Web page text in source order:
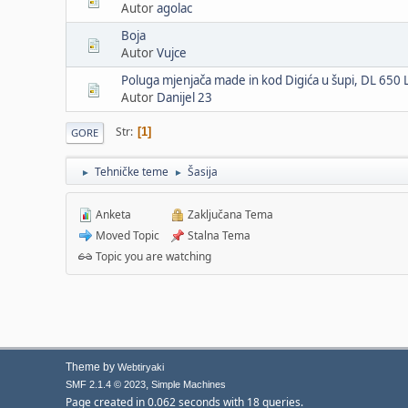
Autoragolac
Boja
AutorVujce
Poluga mjenjača made in kod Digića u šupi, DL 650
Autor Danijel 23
GORE Str 1
► Tehničke teme ► Šasija
Anketa
Moved Topic
Zaključana Tema
Stalna Tema
Topic you are watching
Theme by Webtiryaki
SMF 2.1.4 © 2023, Simple Machines
Page created in 0.062 seconds with 18 queries.